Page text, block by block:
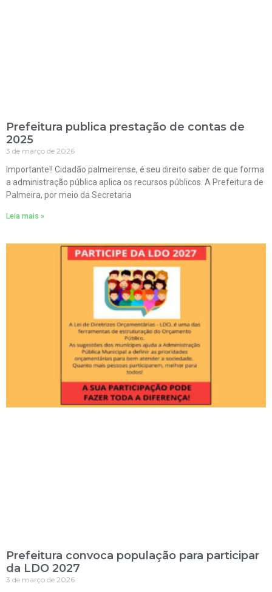
Prefeitura publica prestação de contas de
2025
3 de março de 2026
Importante!! Cidadão palmeirense, é seu direito saber de que forma
a administração pública aplica os recursos públicos. A Prefeitura de
Palmeira, por meio da Secretaria
Leia mais »
Prefeitura convoca população para participar
da LDO 2027
3 de março de 2026